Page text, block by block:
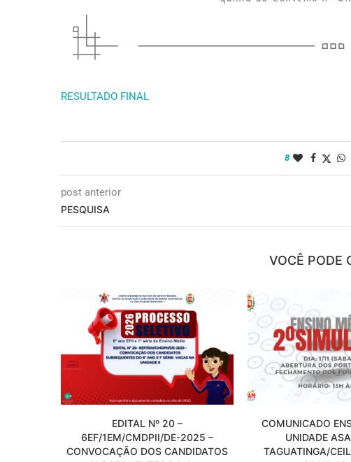
RESULTADO FINAL
8
post anterior
PESQUISA
VOCÊ PODE
EDITAL Nº 20 –
6EF/1EM/CMDPII/DE-2025 –
CONVOCAÇÃO DOS CANDIDATOS
COMUNICADO
UNIDADE
TAGUATINGA/